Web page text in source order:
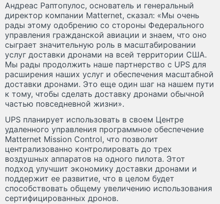
Андреас Раптопулос, основатель и генеральный
директор компании Matternet, сказал: «Мы очень
рады этому одобрению со стороны Федерального
управления гражданской авиации и знаем, что оно
сыграет значительную роль в масштабировании
услуг доставки дронами на всей территории США.
Мы рады продолжить наше партнерство с UPS для
расширения наших услуг и обеспечения масштабной
доставки дронами. Это еще один шаг на нашем пути
к тому, чтобы сделать доставку дронами обычной
частью повседневной жизни».
UPS планирует использовать в своем Центре
удаленного управления программное обеспечение
Matternet Mission Control, что позволит
централизованно контролировать до трех
воздушных аппаратов на одного пилота. Этот
подход улучшит экономику доставки дронами и
поддержит ее развитие, что в целом будет
способствовать общему увеличению использования
сертифицированных дронов.